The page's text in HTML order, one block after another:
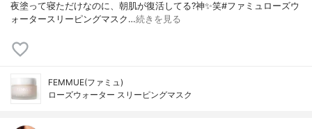
夜塗って寝ただけなのに、朝肌が復活してる?神✨笑#ファミュローズウ
ォータースリーピングマスク…続きを見る
FEMMUE(ファミュ)
ローズウォーター スリーピングマスク